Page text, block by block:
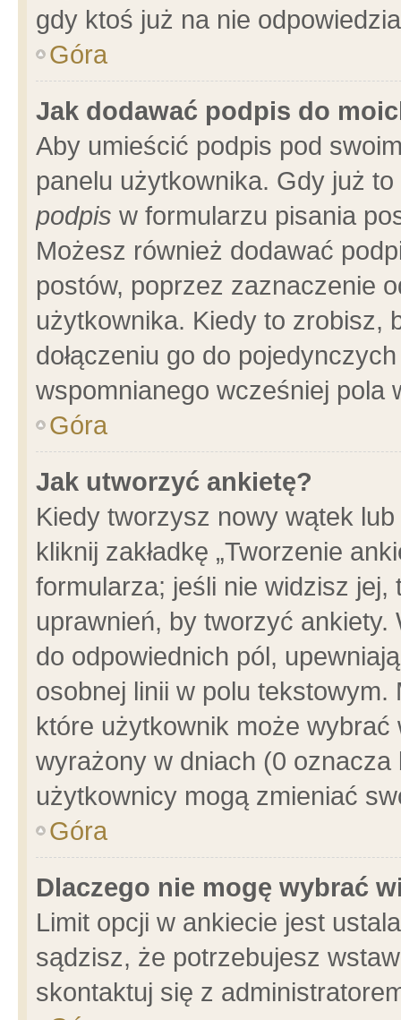
gdy ktoś już na nie
Góra
Jak dodawać podpis do
Aby umieścić podpis pod
panelu użytkownika. Gdy już
podpis w formularzu pisania
Możesz również dodawać
postów, poprzez zaznaczenie
użytkownika. Kiedy to zrobisz,
dołączeniu go do
wspomnianego wcześniej pola
Góra
Jak utworzyć ankietę?
Kiedy tworzysz nowy wątek
kliknij zakładkę „Tworzenie
formularza; jeśli nie widzisz
uprawnień, by tworzyć ankiety.
do odpowiednich pól,
osobnej linii w polu
które użytkownik może
wyrażony w dniach (0
użytkownicy mogą zmieniać
Góra
Dlaczego nie mogę wybrać
Limit opcji w ankiecie jest
sądzisz, że potrzebujesz
skontaktuj się z